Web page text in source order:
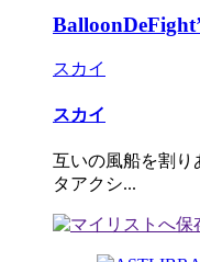
スカイ
スカイ
互いの風船を割り
タアクシ...